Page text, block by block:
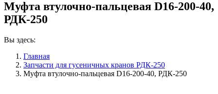
Муфта втулочно-пальцевая D16-200-40,
РДК-250
Вы здесь:
Главная
Запчасти для гусеничных кранов РДК-250
Муфта втулочно-пальцевая D16-200-40, РДК-250